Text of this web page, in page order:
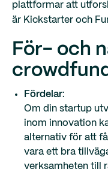
plattformar att
är Kickstarter och
För- och
Fördelar:
Om din startup
inom innovation
alternativ för att
vara ett bra
verksamheten till